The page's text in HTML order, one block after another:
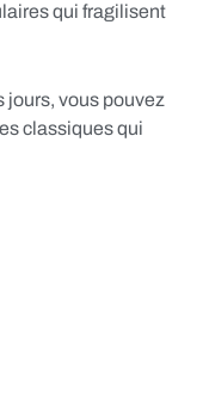
qui fragilisent
jours, vous pouvez
classiques qui